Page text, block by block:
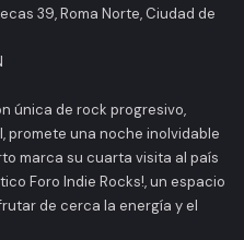
39, Roma Norte, Ciudad de
única de rock progresivo,
promete una noche inolvidable
marca su cuarta visita al país
Foro Indie Rocks!, un espacio
de cerca la energía y el